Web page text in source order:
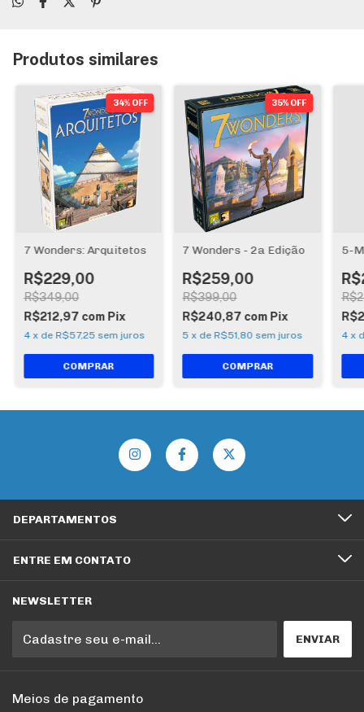
Produtos similares
34% OFF
7 Wonders: Arquitetos
R$229,00
R$349,00
R$212,97 com Pix
4 x de R$57,25 sem juros
35% OFF
7 Wonders - 2a Edição
R$259,00
R$399,00
R$240,87 com Pix
5 x de R$51,80 sem juros
5-
4 x
DEPARTAMENTOS
ENTRE EM CONTATO
NEWSLETTER
Meios de pagamento